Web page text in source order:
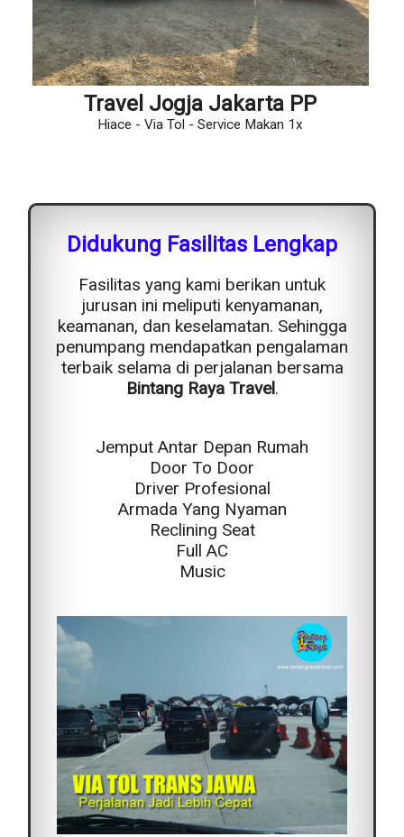
Travel Jogja Jakarta PP
Hiace - Via Tol - Service Makan 1x
Didukung Fasilitas Lengkap
Fasilitas yang kami berikan untuk
jurusan ini meliputi kenyamanan,
keamanan, dan keselamatan. Sehingga
penumpang mendapatkan pengalaman
terbaik selama di perjalanan bersama
Bintang Raya Travel.
Jemput Antar Depan Rumah
Door To Door
Driver Profesional
Armada Yang Nyaman
Reclining Seat
Full AC
Music